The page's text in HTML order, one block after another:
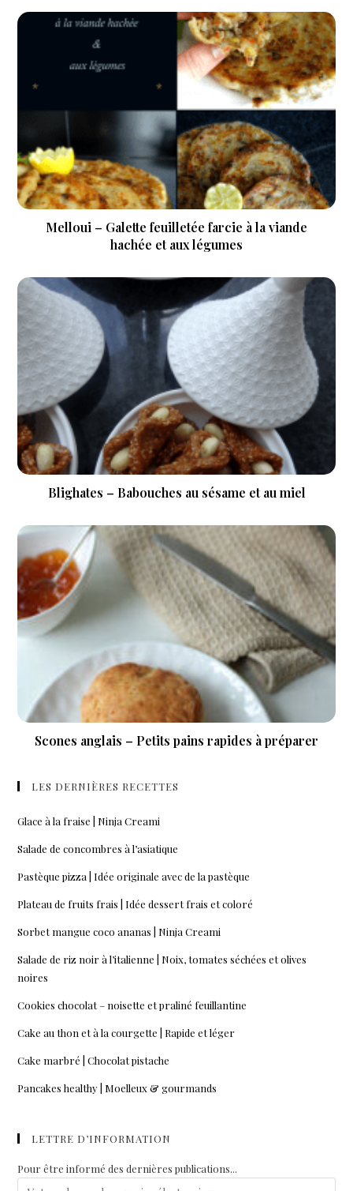
Melloui – Galette feuilletée farcie à la viande
hachée et aux légumes
Blighates – Babouches au sésame et au miel
Scones anglais – Petits pains rapides à préparer
LES DERNIÈRES RECETTES
Glace à la fraise | Ninja Creami
Salade de concombres à l’asiatique
Pastèque pizza | Idée originale avec de la pastèque
Plateau de fruits frais | Idée dessert frais et coloré
Sorbet mangue coco ananas | Ninja Creami
Salade de riz noir à l’italienne | Noix, tomates séchées et olives
noires
Cookies chocolat – noisette et praliné feuillantine
Cake au thon et à la courgette | Rapide et léger
Cake marbré | Chocolat pistache
Pancakes healthy | Moelleux & gourmands
LETTRE D’INFORMATION
Pour être informé des dernières publications...